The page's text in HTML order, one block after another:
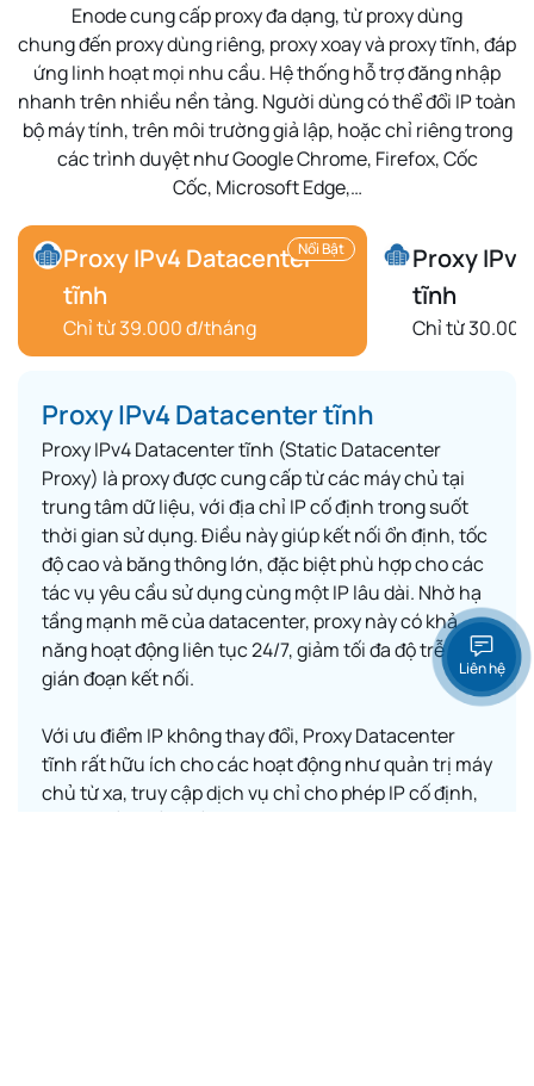
Enode cung cấp proxy đa dạng, từproxy dùng
chungđến proxy dùng riêng, proxy xoayvà proxy tĩnh, đáp
ứng linh hoạt mọi nhu cầu. Hệ thống hỗ trợđăng nhập
nhanhtrên nhiều nền tảng. Người dùng có thểđổi IP toàn
bộ máy tính, trên môi trườnggiả lập, hoặc chỉ riêng trong
các trình duyệt nhưGoogle Chrome, Firefox,Cốc
Cốc, Microsoft Edge,…
Nổi Bật
Proxy IPv4 Datacenter
tĩnh
Chỉ từ 39.000 đ/tháng
Proxy
tĩnh
Chỉ từ
Proxy IPv4 Datacenter tĩnh
Proxy IPv4 Datacenter tĩnh (Static Datacenter
Proxy) là proxy được cung cấp từ các máy chủ tại
trung tâm dữ liệu, với địa chỉ IP cố định trong suốt
thời gian sử dụng. Điều này giúp kết nối ổn định, tốc
độ cao và băng thông lớn, đặc biệt phù hợp cho các
tác vụ yêu cầu sử dụng cùng một IP lâu dài. Nhờ hạ
tầng mạnh mẽ của datacenter, proxy này có khả
năng hoạt động liên tục 24/7, giảm tối đa độ trễ và
gián đoạn kết nối.
Với ưu điểm IP không thay đổi, Proxy Datacenter
tĩnh rất hữu ích cho các hoạt động như quản trị máy
chủ từ xa, truy cập dịch vụ chỉ cho phép IP cố định,
Liên hệ